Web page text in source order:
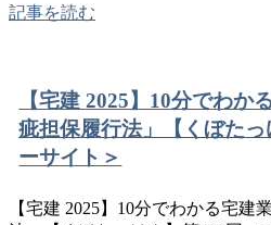
記事を読む
【宅建 2025】10分でわか
疵担保履行法」【くぼた
ーサイト＞
【宅建 2025】10分でわかる宅建